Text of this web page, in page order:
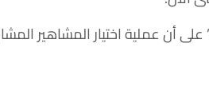
لها، “ذا انديبندنت كريتيك” على أن عملية اختيار